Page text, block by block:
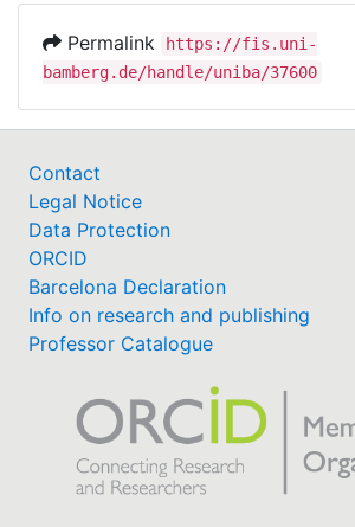
Permalink
https://fis.uni-
bamberg.de/handle/uniba/37600
Contact
Legal Notice
Data Protection
ORCID
Barcelona Declaration
Info on research and publishing
Professor Catalogue